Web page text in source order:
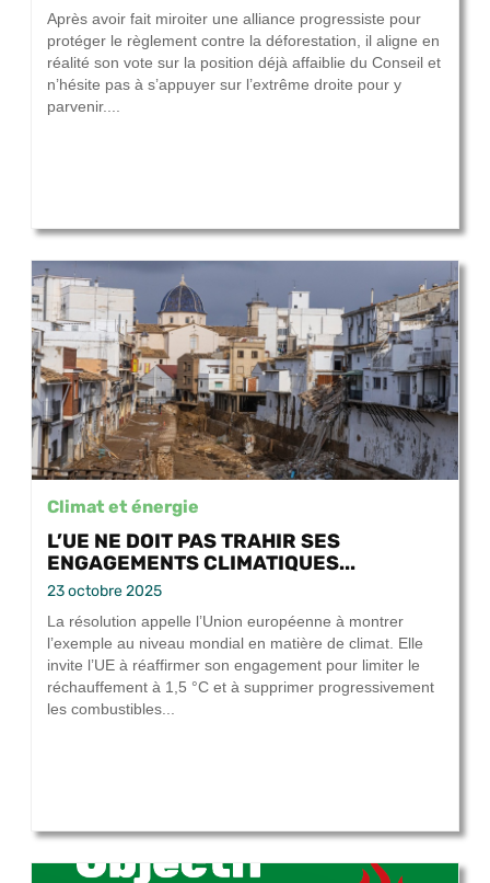
Après avoir fait miroiter une alliance progressiste pour
protéger le règlement contre la déforestation, il aligne en
réalité son vote sur la position déjà affaiblie du Conseil et
n’hésite pas à s’appuyer sur l’extrême droite pour y
parvenir....
Climat et énergie
L’UE NE DOIT PAS TRAHIR SES
ENGAGEMENTS CLIMATIQUES...
23 octobre 2025
La résolution appelle l’Union européenne à montrer
l’exemple au niveau mondial en matière de climat. Elle
invite l’UE à réaffirmer son engagement pour limiter le
réchauffement à 1,5 °C et à supprimer progressivement
les combustibles...